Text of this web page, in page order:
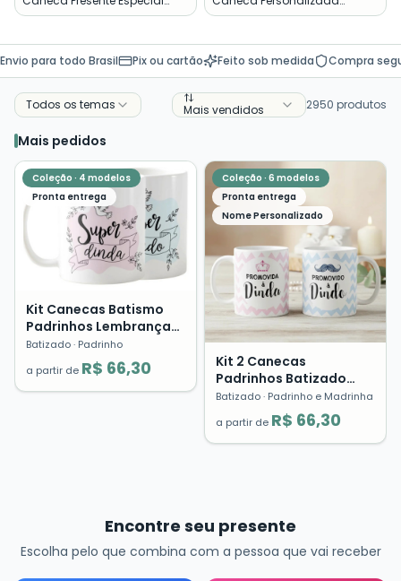
Familia Melhor Pai Mundo
Presente Melhor Padrasto do
Envio para todo Brasil Pix ou cartão Feito sob medida Compra
Todos os temas Mais vendidos 2950 produtos
Mais pedidos
Coleção · 4 modelos
Pronta entrega
Kit Canecas Batismo
Padrinhos Lembrança
Dinda Dindo Presente
Cerâmica
Batizado· Padrinho
a partir de R$ 66,30
Coleção · 6 modelos
Pronta entrega
Nome Personalizado
Kit 2 Canecas
Padrinhos Batizado
Crisma Lembrança
Presente Dindo Dinda
Batizado· Padrinho e Madrinha
a partir de R$ 66,30
Encontre seu presente
Escolha pelo que combina com a pessoa que vai receber